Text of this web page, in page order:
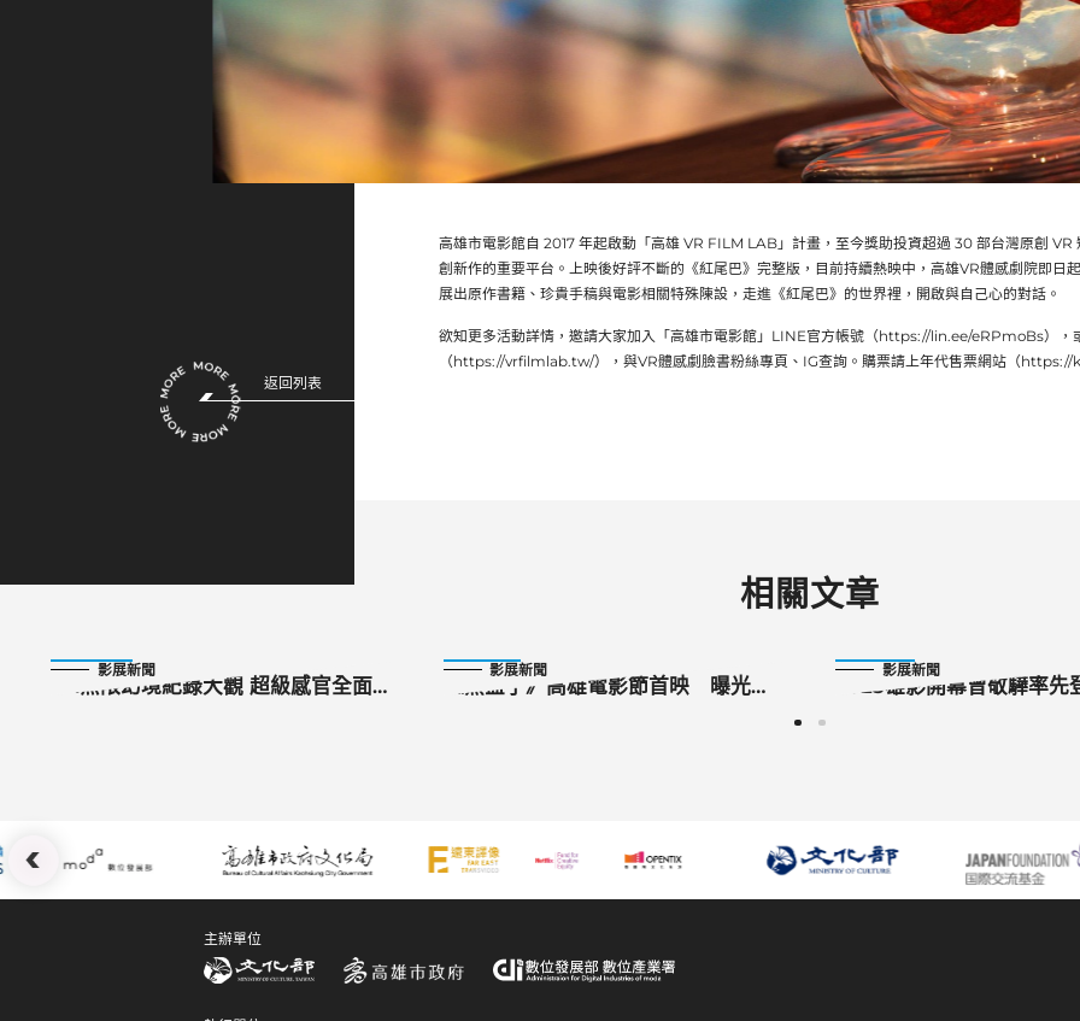
高雄市電影館自 2017 年起啟動「高雄 VR FILM LAB」計畫，至今獎助投資超過 30 部台灣原創 VR
創新作的重要平台。上映後好評不斷的《紅尾巴》完整版，目前持續熱映中，高雄VR體感劇院即日
展出原作書籍、珍貴手稿與電影相關特殊陳設，走進《紅尾巴》的世界裡，開啟與自己心的對話。
欲知更多活動詳情，邀請大家加入「高雄市電影館」LINE官方帳號（https://lin.ee/eRPmoBs），
（https://vrfilmlab.tw/），與VR體感劇臉書粉絲專頁、IG查詢。購票請上年代售票網站（
返回列表
相關文章
影展新聞
XR無限幻境紀錄大觀 超級感官全面
影展新聞
《黑盒子》高雄電影節首映 曝光彩
影展新聞
2023雄影開幕曾敬驊率
主辦單位